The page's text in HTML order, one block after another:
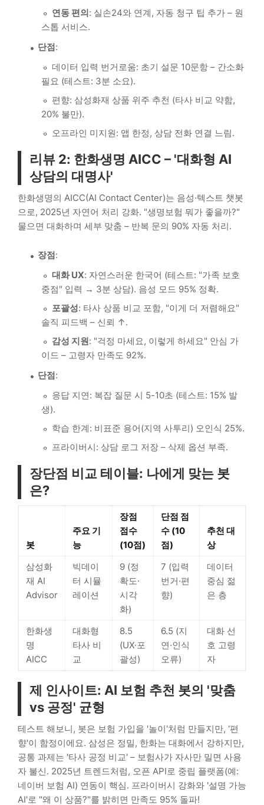
연동 편의: 실손24와 연계, 자동 청구 팁 추가 – 원
스톱 서비스.
단점:
데이터 입력 번거로움: 초기 설문 10문항 – 간소화
필요 (테스트: 3분 소요).
편향: 삼성화재 상품 위주 추천 (타사 비교 약함,
20% 불만).
오프라인 미지원: 앱 한정, 상담 전화 연결 느림.
리뷰 2: 한화생명 AICC – '대화형 AI
상담의 대명사'
한화생명의 AICC(AI Contact Center)는 음성·텍스트 챗봇
으로, 2025년 자연어 처리 강화. "생명보험 뭐가 좋을까?"
물으면 대화하며 세부 맞춤 – 반복 문의 90% 자동 처리.
장점:
대화 UX: 자연스러운 한국어 (테스트: "가족 보호
중점" 입력 → 3분 상담). 음성 모드 95% 정확.
포괄성: 타사 상품 비교 포함, "이게 더 저렴해요"
솔직 피드백 – 신뢰 ↑.
감성 지원: "걱정 마세요, 이렇게 하세요" 안심 가
이드 – 고령자 만족도 92%.
단점:
응답 지연: 복잡 질문 시 5-10초 (테스트: 15% 발
생).
학습 한계: 비표준 용어(지역 사투리) 오인식 25%.
프라이버시: 상담 로그 저장 – 삭제 옵션 부족.
장단점 비교 테이블: 나에게 맞는 봇
은?
봇
주요 기
능
장점
점수
(10점)
단점 점
수 (10
점)
추천 대
상
삼성화
재 AI
Advisor
빅데이
터 시뮬
레이션
9 (정
확도·
시각
화)
7 (입력
번거·편
향)
데이터
중심 젊
은 층
한화생
명
AICC
대화형
타사 비
교
8.5
(UX·포
괄성)
6.5 (지
연·인식
오류)
대화 선
호 고령
자
제 인사이트: AI 보험 추천 봇의 '맞춤
vs 공정' 균형
테스트 해보니, 봇은 보험 가입을 '놀이'처럼 만들지만, '편
향'이 함정이에요. 삼성은 정밀, 한화는 대화에서 강하지만,
공통 과제는 '타사 공정 비교' – 보험사가 자사만 밀면 사용
자 불신. 2025년 트렌드처럼, 오픈 API로 중립 플랫폼(예:
네이버 보험 AI) 연동이 핵심. 프라이버시 강화와 '설명 가능
AI'로 "왜 이 상품?"를 밝히면 만족도 95% 돌파!